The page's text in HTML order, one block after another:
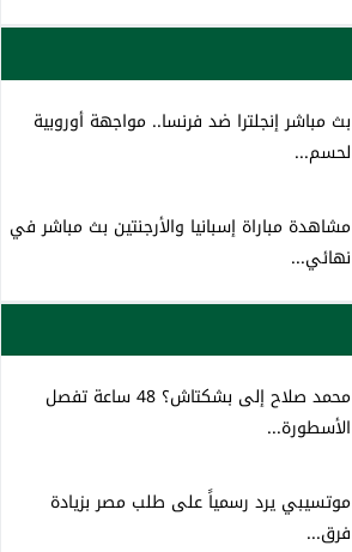
بث مباشر إنجلترا ضد فرنسا.. مواجهة أوروبية
لحسم...
مشاهدة مباراة إسبانيا والأرجنتين بث مباشر في
نهائي...
محمد صلاح إلى بشكتاش؟ 48 ساعة تفصل
الأسطورة...
موتسيبي يرد رسمياً على طلب مصر بزيادة
فرق...